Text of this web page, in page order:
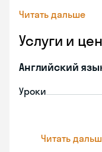
Читать дальше
Услуги и
Английский
Уроки
Читать